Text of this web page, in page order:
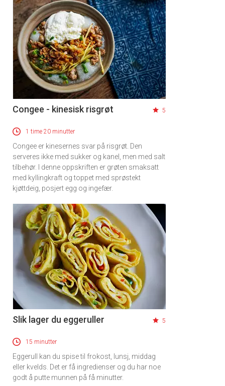
Congee - kinesisk risgrøt 5
1 time 20 minutter
Congee er kinesernes svar på risgrøt. Den
serveres ikke med sukker og kanel, men med salt
tilbehør. I denne oppskriften er grøten smaksatt
med kyllingkraft og toppet med sprøstekt
kjøttdeig, posjert egg og ingefær.
Slik lager du eggeruller 5
15 minutter
Eggerull kan du spise til frokost, lunsj, middag
eller kvelds. Det er få ingredienser og du har noe
godt å putte munnen på få minutter.